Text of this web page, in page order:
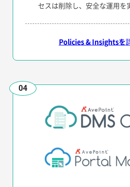
セスは削除し、安全な運用を
Policies & Insightsを
04